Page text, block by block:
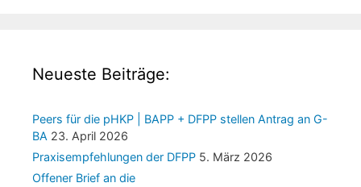
Neueste Beiträge:
Peers für die pHKP | BAPP + DFPP stellen Antrag an G-
BA 23. April 2026
Praxisempfehlungen der DFPP 5. März 2026
Offener Brief an die